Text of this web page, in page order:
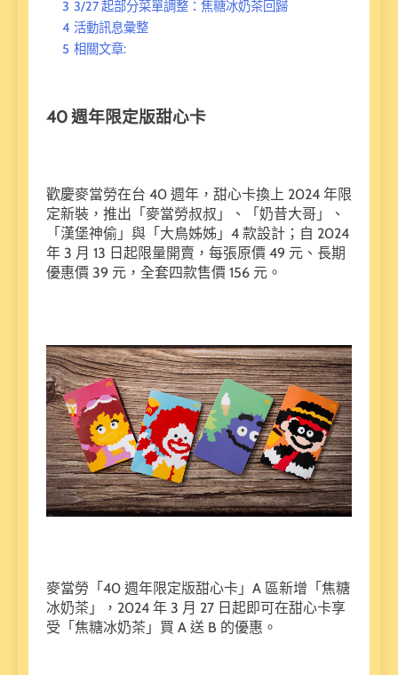
3 3/27 起部分菜單調整：焦糖冰奶茶回歸
4 活動訊息彙整
5 相關文章:
40 週年限定版甜心卡
歡慶麥當勞在台 40 週年，甜心卡換上 2024 年限
定新裝，推出「麥當勞叔叔」、「奶昔大哥」、
「漢堡神偷」與「大鳥姊姊」4 款設計；自 2024
年 3 月 13 日起限量開賣，每張原價 49 元、長期
優惠價 39 元，全套四款售價 156 元。
麥當勞「40 週年限定版甜心卡」A 區新增「焦糖
冰奶茶」，2024 年 3 月 27 日起即可在甜心卡享
受「焦糖冰奶茶」買 A 送 B 的優惠。